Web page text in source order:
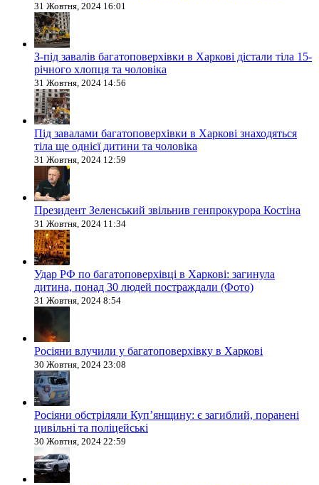
31 Жовтня, 2024 16:01
З-під завалів багатоповерхівки в Харкові дістали тіла 15-
річного хлопця та чоловіка
31 Жовтня, 2024 14:56
Під завалами багатоповерхівки в Харкові знаходяться
тіла ще однієї дитини та чоловіка
31 Жовтня, 2024 12:59
Президент Зеленський звільнив генпрокурора Костіна
31 Жовтня, 2024 11:34
Удар РФ по багатоповерхівці в Харкові: загинула
дитина, понад 30 людей постраждали (Фото)
31 Жовтня, 2024 8:54
Росіяни влучили у багатоповерхівку в Харкові
30 Жовтня, 2024 23:08
Росіяни обстріляли Купʼянщину: є загиблий, поранені
цивільні та поліцейські
30 Жовтня, 2024 22:59